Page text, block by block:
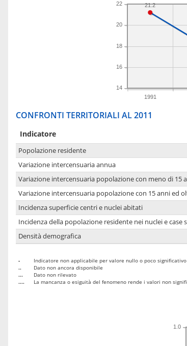
1991
14
16
18
20
22 21.2
CONFRONTI TERRITORIALI AL 2011
Indicatore
Popolazione residente
Variazione intercensuaria annua
Variazione intercensuaria popolazione con meno di 15
Variazione intercensuaria popolazione con 15 anni ed
Incidenza superficie centri e nuclei abitati
Incidenza della popolazione residente nei nuclei e case
Densità demografica
-
Indicatore non applicabile per valore nullo o poco
..
Dato non ancora disponibile
...
Dato non rilevato
....
La mancanza o esiguità del fenomeno rende i valori non
1.0